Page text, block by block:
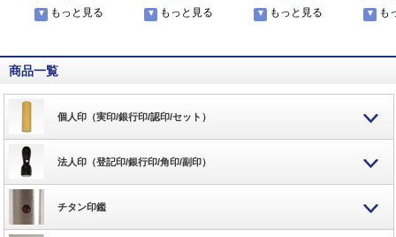
もっと見る
もっと見る
もっと見る
も
商品一覧
個人印（実印/銀行印/認印/セット）
法人印（登記印/銀行印/角印/副印）
チタン印鑑